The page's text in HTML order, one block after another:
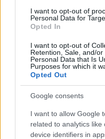
I want to opt-out of
Personal Data for
Opted In
I want to opt-out of
Retention, Sale, and/
Personal Data that Is
Purposes for which it
Opted Out
Google consents
I want to allow Google
related to analytics like
device identifiers in